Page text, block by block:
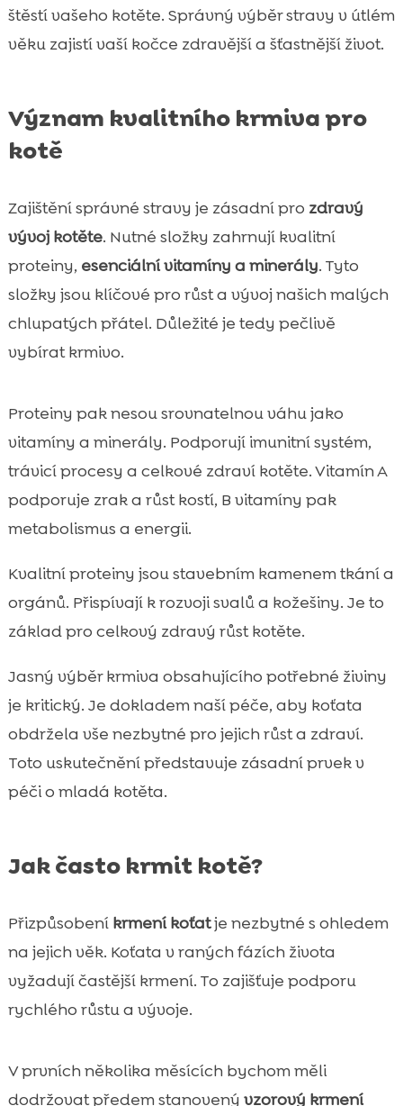
štěstí vašeho kotěte. Správný výběr stravy v útlém
věku zajistí vaší kočce zdravější a šťastnější život.
Význam kvalitního krmiva pro
kotě
Zajištění správné stravy je zásadní pro zdravý
vývoj kotěte. Nutné složky zahrnují kvalitní
proteiny, esenciální vitamíny a minerály. Tyto
složky jsou klíčové pro růst a vývoj našich malých
chlupatých přátel. Důležité je tedy pečlivě
vybírat krmivo.
Proteiny pak nesou srovnatelnou váhu jako
vitamíny a minerály. Podporují imunitní systém,
trávicí procesy a celkové zdraví kotěte. Vitamín A
podporuje zrak a růst kostí, B vitamíny pak
metabolismus a energii.
Kvalitní proteiny jsou stavebním kamenem tkání a
orgánů. Přispívají k rozvoji svalů a kožešiny. Je to
základ pro celkový zdravý růst kotěte.
Jasný výběr krmiva obsahujícího potřebné živiny
je kritický. Je dokladem naší péče, aby koťata
obdržela vše nezbytné pro jejich růst a zdraví.
Toto uskutečnění představuje zásadní prvek v
péči o mladá kotěta.
Jak často krmit kotě?
Přizpůsobení krmení koťatje nezbytné s ohledem
na jejich věk. Koťata v raných fázích života
vyžadují častější krmení. To zajišťuje podporu
rychlého růstu a vývoje.
V prvních několika měsících bychom měli
dodržovat předem stanovený vzorový krmení